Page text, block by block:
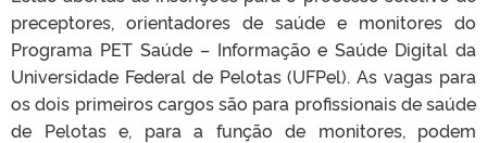
preceptores, orientadores de saúde e monitores do
Programa PET Saúde – Informação e Saúde Digital da
Universidade Federal de Pelotas (UFPel). As vagas para
os dois primeiros cargos são para profissionais de saúde
de Pelotas e, para a função de monitores, podem